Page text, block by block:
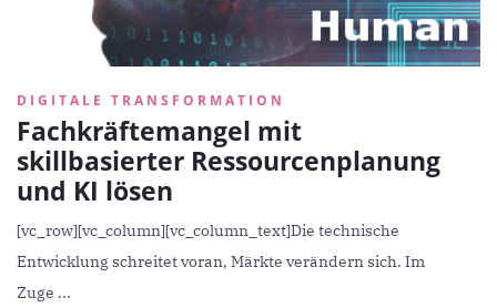
DIGITALE TRANSFORMATION
Fachkräftemangel mit
skillbasierter Ressourcenplanung
und KI lösen
[vc_row][vc_column][vc_column_text]Die technische
Entwicklung schreitet voran, Märkte verändern sich. Im
Zuge ...